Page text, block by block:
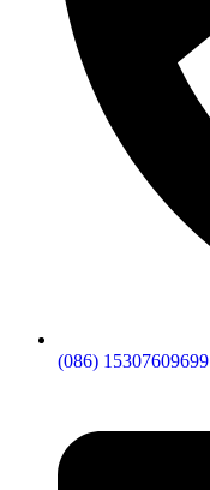
(086) 15307609699